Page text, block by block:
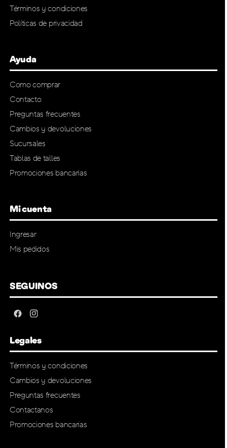
Términos y condiciones
Políticas de privacidad
Ayuda
Como comprar
Contacto
Preguntas frecuentes
Cambios y devoluciones
Sucursales
Tablas de talles
Promociones bancarias
Mi cuenta
Ingresar
Mis pedidos
SEGUINOS
Legales
Términos y condiciones
Cambios y devoluciones
Preguntas frecuentes
Contactanos
Promociones bancarias